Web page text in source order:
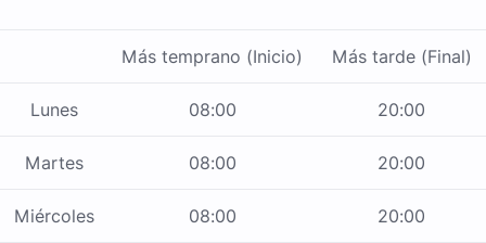
Más temprano (Inicio) Más tarde (Final)
Lunes 08:00 20:00
Martes 08:00 20:00
Miércoles 08:00 20:00